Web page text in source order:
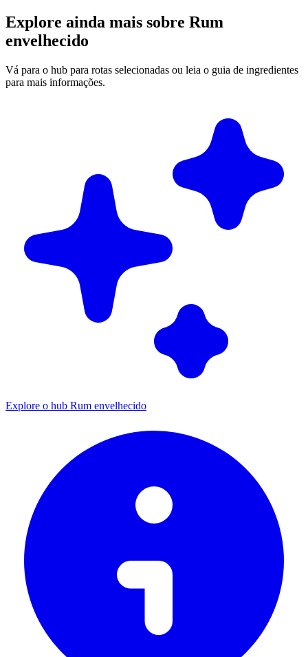
Explore ainda mais sobre Rum
envelhecido
Vá para o hub para rotas selecionadas ou leia o guia de ingredientes
para mais informações.
Explore o hub Rum envelhecido